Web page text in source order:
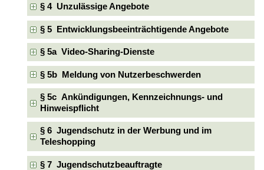
§ 4 Unzulässige Angebote
§ 5 Entwicklungsbeeinträchtigende Angebote
§ 5a Video-Sharing-Dienste
§ 5b Meldung von Nutzerbeschwerden
§ 5c Ankündigungen, Kennzeichnungs- und
Hinweispflicht
§ 6 Jugendschutz in der Werbung und im
Teleshopping
§ 7 Jugendschutzbeauftragte